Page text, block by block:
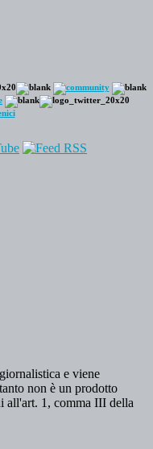
e viene
non è un prodotto
all'art. 1, comma III della